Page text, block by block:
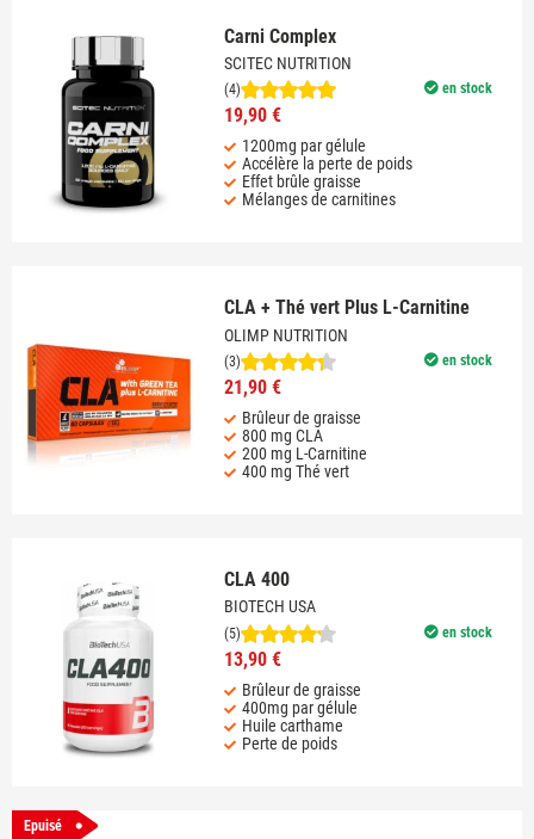
Carni Complex
SCITEC NUTRITION
en stock
(4)
19,90 €
1200mg par gélule
Accélère la perte de poids
Effet brûle graisse
Mélanges de carnitines
CLA + Thé vert Plus L-Carnitine
OLIMP NUTRITION
en stock
(3)
21,90 €
Brûleur de graisse
800 mg CLA
200 mg L-Carnitine
400 mg Thé vert
CLA 400
BIOTECH USA
en stock
(5)
13,90 €
Brûleur de graisse
400mg par gélule
Huile carthame
Perte de poids
Epuisé